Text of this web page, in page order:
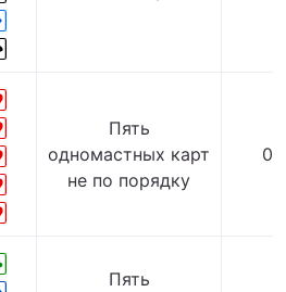
Пять
одномастных карт
не по порядку
Пять